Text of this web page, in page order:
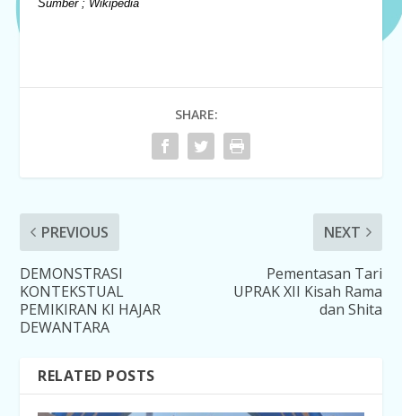
Sumber ; Wikipedia
SHARE:
PREVIOUS
DEMONSTRASI
KONTEKSTUAL
PEMIKIRAN KI HAJAR
DEWANTARA
NEXT
Pementasan Tari
UPRAK XII Kisah Rama
dan Shita
RELATED POSTS